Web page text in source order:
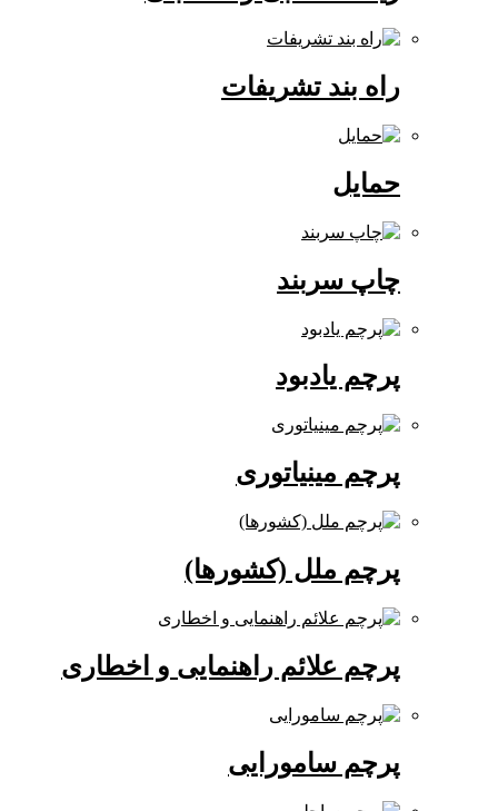
راه بند تشریفات
چاپ سربند
پرچم یادبود
پرچم مینیاتوری
پرچم ملل (کشورها)
پرچم علائم راهنمایی و اخطاری
پرچم سامورایی